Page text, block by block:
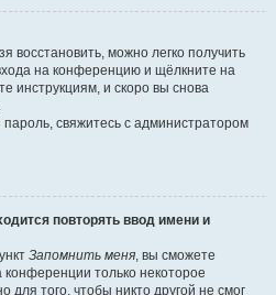
восстановить, можно легко получить
на конференцию и щёлкните на
инструкциям, и скоро вы снова
свяжитесь с администратором
повторять ввод имени и
Запомнить меня, вы сможете
только некоторое
для того, чтобы никто другой не смог